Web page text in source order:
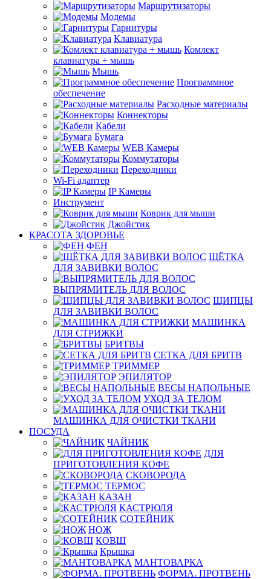
Маршрутизаторы
Модемы
Гарнитуры
Клавиатура
Комлект
клавиатура + мышь
Мышь
Программное
обеспечение
Расходные материалы
Коннекторы
Кабели
Бумага
WEB Камеры
Коммутаторы
Переходники
Wi-Fi адаптер
IP Камеры
Инструмент
Коврик для мыши
Джойстик
КРАСОТА ЗДОРОВЬЕ
ФЕН
ЩЁТКА
ДЛЯ ЗАВИВКИ ВОЛОС
ВЫПРЯМИТЕЛЬ ДЛЯ ВОЛОС
ЩИПЦЫ
ДЛЯ ЗАВИВКИ ВОЛОС
МАШИНКА
ДЛЯ СТРИЖКИ
БРИТВЫ
СЕТКА ДЛЯ БРИТВ
ТРИММЕР
ЭПИЛЯТОР
ВЕСЫ НАПОЛЬНЫЕ
УХОД ЗА ТЕЛОМ
МАШИНКА ДЛЯ ОЧИСТКИ ТКАНИ
ПОСУДА
ЧАЙНИК
ДЛЯ
ПРИГОТОВЛЕНИЯ КОФЕ
СКОВОРОДА
ТЕРМОС
КАЗАН
КАСТРЮЛЯ
СОТЕЙНИК
НОЖ
КОВШ
Крышка
МАНТОВАРКА
ФОРМА. ПРОТВЕНЬ